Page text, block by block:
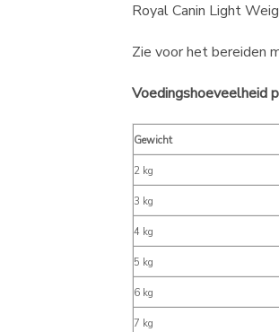
Royal Canin Light
Zie voor het bereiden
Voedingshoeveelheid
Gewicht
2 kg
3 kg
4 kg
5 kg
6 kg
7 kg